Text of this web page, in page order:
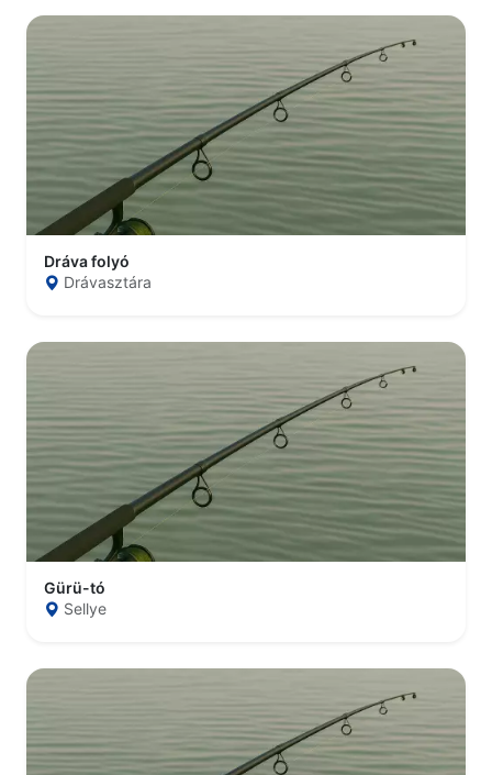
Dráva folyó
Drávasztára
Gürü-tó
Sellye